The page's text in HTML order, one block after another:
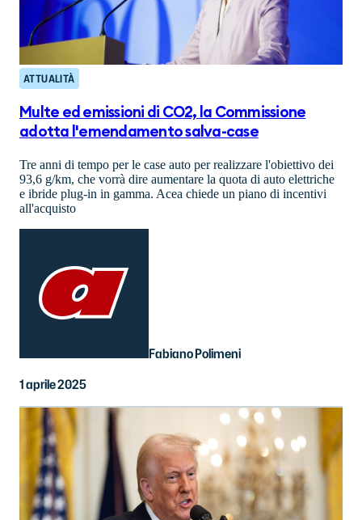
ATTUALITÀ
Multe ed emissioni di CO2, la Commissione
adotta l'emendamento salva-case
Tre anni di tempo per le case auto per realizzare l'obiettivo dei
93,6 g/km, che vorrà dire aumentare la quota di auto elettriche
e ibride plug-in in gamma. Acea chiede un piano di incentivi
all'acquisto
Fabiano Polimeni
1 aprile 2025